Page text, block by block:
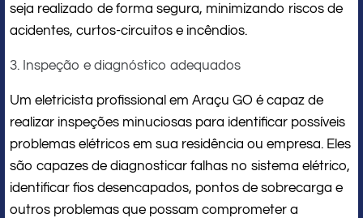
seja realizado de forma segura, minimizando riscos de
acidentes, curtos-circuitos e incêndios.
3. Inspeção e diagnóstico adequados
Um eletricista profissional em Araçu GO é capaz de
realizar inspeções minuciosas para identificar possíveis
problemas elétricos em sua residência ou empresa. Eles
são capazes de diagnosticar falhas no sistema elétrico,
identificar fios desencapados, pontos de sobrecarga e
outros problemas que possam comprometer a